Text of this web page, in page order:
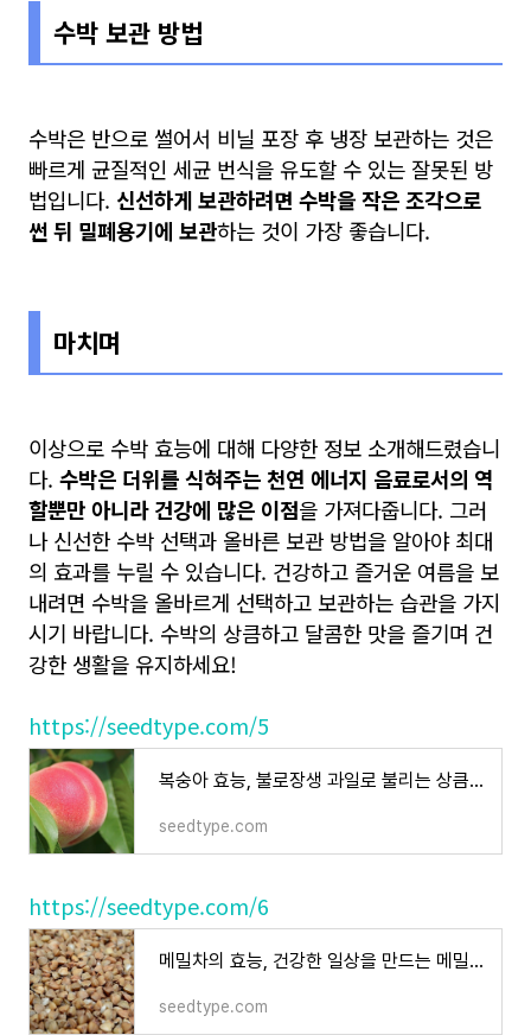
수박 보관 방법
수박은 반으로 썰어서 비닐 포장 후 냉장 보관하는 것은
빠르게 균질적인 세균 번식을 유도할 수 있는 잘못된 방
법입니다. 신선하게 보관하려면 수박을 작은 조각으로
썬 뒤 밀폐용기에 보관하는 것이 가장 좋습니다.
마치며
이상으로 수박 효능에 대해 다양한 정보 소개해드렸습니
다. 수박은 더위를 식혀주는 천연 에너지 음료로서의 역
할뿐만 아니라 건강에 많은 이점을 가져다줍니다. 그러
나 신선한 수박 선택과 올바른 보관 방법을 알아야 최대
의 효과를 누릴 수 있습니다. 건강하고 즐거운 여름을 보
내려면 수박을 올바르게 선택하고 보관하는 습관을 가지
시기 바랍니다. 수박의 상큼하고 달콤한 맛을 즐기며 건
강한 생활을 유지하세요!
https://seedtype.com/5
복숭아 효능, 불로장생 과일로 불리는 상큼한 복숭아에 대해
seedtype.com
https://seedtype.com/6
메밀차의 효능, 건강한 일상을 만드는 메밀차 한 잔
seedtype.com